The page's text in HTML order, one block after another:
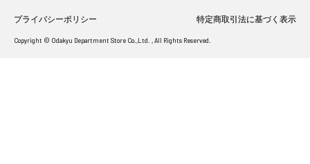
プライバシーポリシー 特定商取引法に基づく表示
Copyright © Odakyu Department Store Co.,Ltd. , All Rights Reserved.